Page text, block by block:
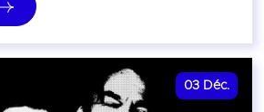
03 Déc.